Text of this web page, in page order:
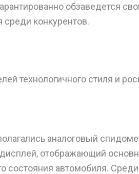
обзаведется
среди конкурентов.
технологичного стиля и
аналоговый
отображающий
состояния автомобиля.